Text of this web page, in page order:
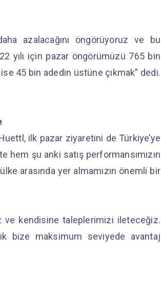
azalacağını öngörüyoruz ve bu
yılı için pazar öngörümüzü 765 bin
45 bin adedin üstüne çıkmak” dedi.
ilk pazar ziyaretini de Türkiye’ye
şu anki satış performansımızın
arasında yer almamızın önemli bir
ve kendisine taleplerimizi ileteceğiz.
bize maksimum seviyede avantaj